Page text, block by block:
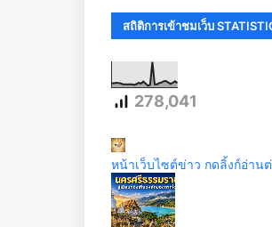
สถิติการเข้าชมเว็บ
278,041
หน้าเว็บไซต์ข่าว กดลิ้งก์อ่าน